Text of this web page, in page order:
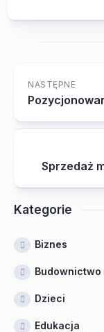
NASTĘPNE
Sprzedaż
Kategorie
Biznes
Budownictwo
Dzieci
Edukacja